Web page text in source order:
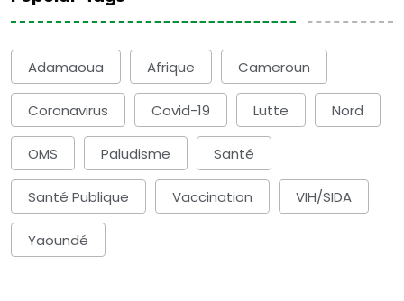
Adamaoua Afrique Cameroun
Coronavirus Covid-19 Lutte Nord
OMS Paludisme Santé
Santé Publique Vaccination VIH/SIDA
Yaoundé